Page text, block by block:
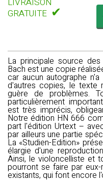
GRATUITE ✔
La principale source
Bach est une copie
car aucun autographe
d'autres copies, le texte
guère de problèmes.
particulièrement
est très imprécis,
Notre édition HN 666
part l'édition Urtext –
par ailleurs une partie
La «Studien-Edition»
élargie d'une
Ainsi, le violoncelliste et
pourront se faire par
existants, qui font encore